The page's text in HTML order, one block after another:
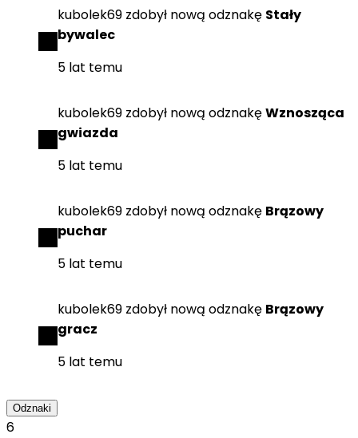
kubolek69 zdobył nową odznakę Stały
bywalec
5 lat temu
kubolek69 zdobył nową odznakęWznosząca
gwiazda
5 lat temu
kubolek69 zdobył nową odznakę Brązowy
puchar
5 lat temu
kubolek69 zdobył nową odznakę Brązowy
gracz
5 lat temu
Odznaki
6